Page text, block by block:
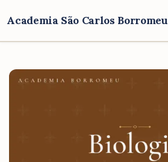
Academia São Carlos Borromeu